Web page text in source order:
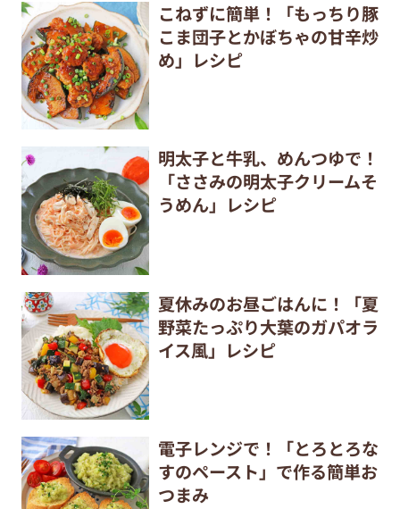
こねずに簡単！「もっちり豚
こま団子とかぼちゃの甘辛炒
め」レシピ
明太子と牛乳、めんつゆで！
「ささみの明太子クリームそ
うめん」レシピ
夏休みのお昼ごはんに！「夏
野菜たっぷり大葉のガパオラ
イス風」レシピ
電子レンジで！「とろとろな
すのペースト」で作る簡単お
つまみ